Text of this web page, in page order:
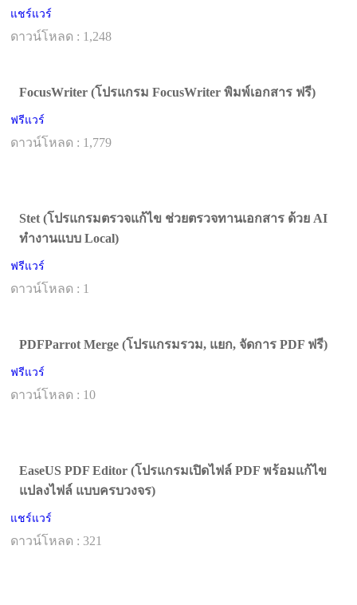
แชร์แวร์
ดาวน์โหลด : 1,248
FocusWriter (โปรแกรม FocusWriter พิมพ์เอกสาร ฟรี)
ฟรีแวร์
ดาวน์โหลด : 1,779
Stet (โปรแกรมตรวจแก้ไข ช่วยตรวจทานเอกสาร ด้วย AI
ทำงานแบบ Local)
ฟรีแวร์
ดาวน์โหลด : 1
PDFParrot Merge (โปรแกรมรวม, แยก, จัดการ PDF ฟรี)
ฟรีแวร์
ดาวน์โหลด : 10
EaseUS PDF Editor (โปรแกรมเปิดไฟล์ PDF พร้อมแก้ไข
แปลงไฟล์ แบบครบวงจร)
แชร์แวร์
ดาวน์โหลด : 321